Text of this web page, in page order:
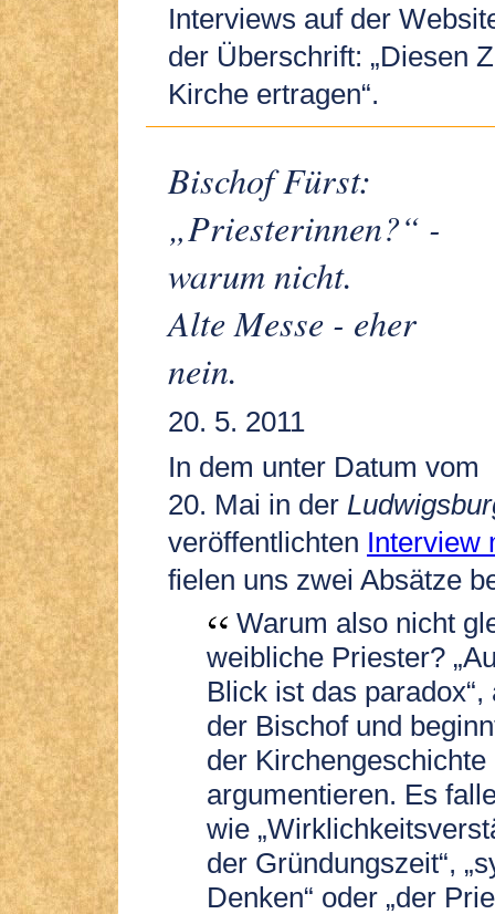
Interviews auf der
der Überschrift: „Diesen
Kirche ertragen“.
Bischof Fürst:
„Priesterinnen?“ -
warum nicht.
Alte Messe - eher
nein.
20. 5. 2011
In dem unter Datum vom
20. Mai in der
veröffentlichten Interview
fielen uns zwei Absätze
Warum also nicht
weibliche Priester?
Blick ist das paradox“,
der Bischof und
der Kirchengeschichte
argumentieren. Es
wie
der Gründungszeit“,
Denken“ oder „der